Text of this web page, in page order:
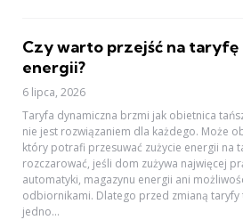
Czy warto przejść na taryfę
energii?
6 lipca, 2026
Taryfa dynamiczna brzmi jak obietnica
nie jest rozwiązaniem dla każdego. Może
który potrafi przesuwać zużycie energii na
rozczarować, jeśli dom zużywa najwięcej
automatyki, magazynu energii ani
odbiornikami. Dlatego przed zmianą taryfy
jedno...